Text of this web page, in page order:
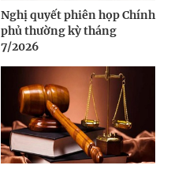
Nghị quyết phiên họp Chính
phủ thường kỳ tháng
7/2026